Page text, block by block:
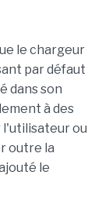
le chargeur
par défaut
dans son
à des
l'utilisateur ou
outre la
le